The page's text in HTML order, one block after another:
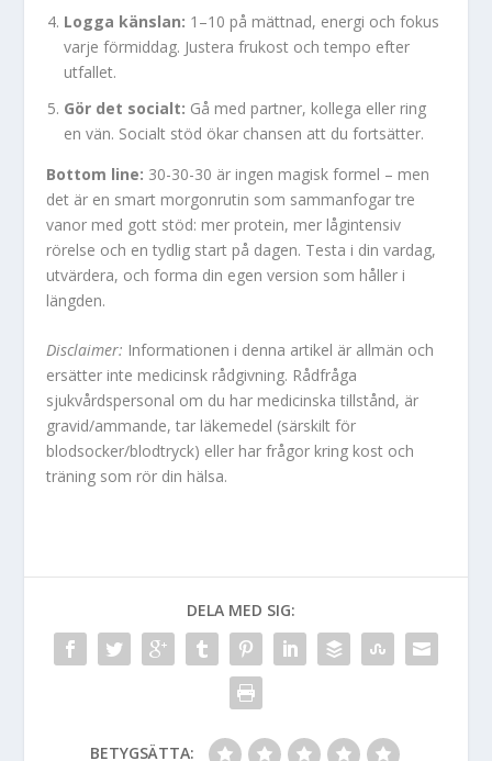
Logga känslan: 1–10 på mättnad, energi och fokus
varje förmiddag. Justera frukost och tempo efter
utfallet.
Gör det socialt: Gå med partner, kollega eller ring
en vän. Socialt stöd ökar chansen att du fortsätter.
Bottom line: 30-30-30 är ingen magisk formel – men
det är en smart morgonrutin som sammanfogar tre
vanor med gott stöd: mer protein, mer lågintensiv
rörelse och en tydlig start på dagen. Testa i din vardag,
utvärdera, och forma din egen version som håller i
längden.
Disclaimer: Informationen i denna artikel är allmän och
ersätter inte medicinsk rådgivning. Rådfråga
sjukvårdspersonal om du har medicinska tillstånd, är
gravid/ammande, tar läkemedel (särskilt för
blodsocker/blodtryck) eller har frågor kring kost och
träning som rör din hälsa.
DELA MED SIG:
BETYGSÄTTA: